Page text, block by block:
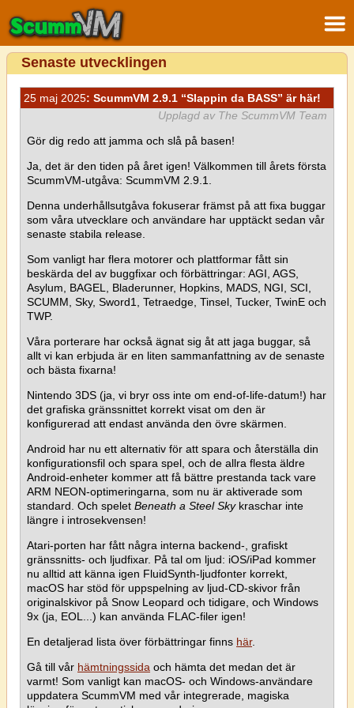
Senaste utvecklingen
25 maj 2025: ScummVM 2.9.1 “Slappin da BASS” är här!
Upplagd av The ScummVM Team
Gör dig redo att jamma och slå på basen!
Ja, det är den tiden på året igen! Välkommen till årets första
ScummVM-utgåva: ScummVM 2.9.1.
Denna underhållsutgåva fokuserar främst på att fixa buggar
som våra utvecklare och användare har upptäckt sedan vår
senaste stabila release.
Som vanligt har flera motorer och plattformar fått sin
beskärda del av buggfixar och förbättringar: AGI, AGS,
Asylum, BAGEL, Bladerunner, Hopkins, MADS, NGI, SCI,
SCUMM, Sky, Sword1, Tetraedge, Tinsel, Tucker, TwinE och
TWP.
Våra porterare har också ägnat sig åt att jaga buggar, så
allt vi kan erbjuda är en liten sammanfattning av de senaste
och bästa fixarna!
Nintendo 3DS (ja, vi bryr oss inte om end-of-life-datum!) har
det grafiska gränssnittet korrekt visat om den är
konfigurerad att endast använda den övre skärmen.
Android har nu ett alternativ för att spara och återställa din
konfigurationsfil och spara spel, och de allra flesta äldre
Android-enheter kommer att få bättre prestanda tack vare
ARM NEON-optimeringarna, som nu är aktiverade som
standard. Och spelet Beneath a Steel Skykraschar inte
längre i introsekvensen!
Atari-porten har fått några interna backend-, grafiskt
gränssnitts- och ljudfixar. På tal om ljud: iOS/iPad kommer
nu alltid att känna igen FluidSynth-ljudfonter korrekt,
macOS har stöd för uppspelning av ljud-CD-skivor från
originalskivor på Snow Leopard och tidigare, och Windows
9x (ja, EOL...) kan använda FLAC-filer igen!
En detaljerad lista över förbättringar finns här.
Gå till vår hämtningssida och hämta det medan det är
varmt! Som vanligt kan macOS- och Windows-användare
uppdatera ScummVM med vår integrerade, magiska